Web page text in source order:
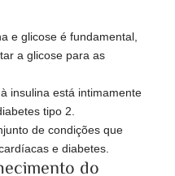
e glicose é fundamental,
a glicose para as
insulina está intimamente
tipo 2.
de condições que
e diabetes.
do